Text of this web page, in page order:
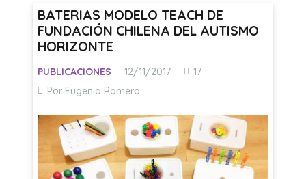
BATERIAS MODELO TEACH DE
FUNDACIÓN CHILENA DEL AUTISMO
HORIZONTE
PUBLICACIONES 12/11/2017 17Comentarios
Por Eugenia Romero